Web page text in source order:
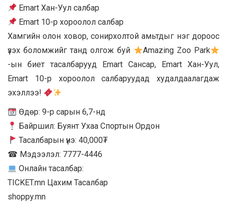
Emart Хан-Уул салбар
Emart 10-р хороолол салбар
Хамгийн олон ховор, сонирхолтой амьтдыг нэг дороос
үзэх боломжийг танд олгож буй
Amazing Zoo Park
-ын биет тасалбарууд Emart Сансар, Emart Хан-Уул,
Emart 10-р хороолол салбаруудад худалдаалагдаж
эхэллээ!
Өдөр: 9-р сарын 6,7-нд
Байршил: Буянт Ухаа Спортын Ордон
Тасалбарын үнэ: 40,000₮
☎ Мэдээлэл: 7777-4446
Онлайн тасалбар:
TICKET.mn Цахим Тасалбар
shoppy.mn